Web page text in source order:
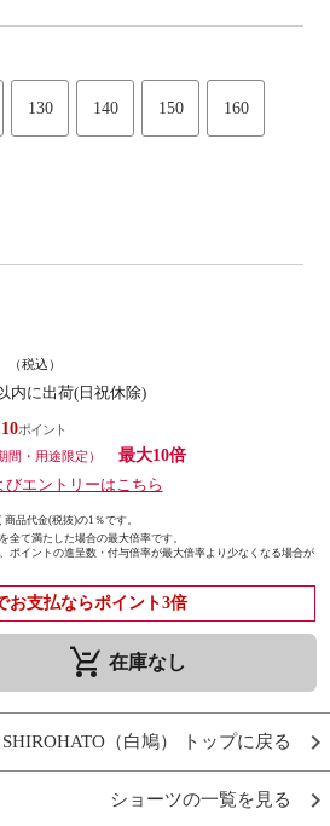
130 140 150 160
（税込）
内に出荷(日祝休除)
10
間・用途限定）
最大10倍
エントリーはこちら
品代金(税抜)の1％です。
全て満たした場合の最大倍率です。
ポイントの進呈数・付与倍率が最大倍率より少なくなる場合が
お支払ならポイント3倍
remove_shopping_cart 在庫なし
SHIROHATO（白鳩） トップに戻る
ショーツの一覧を見る